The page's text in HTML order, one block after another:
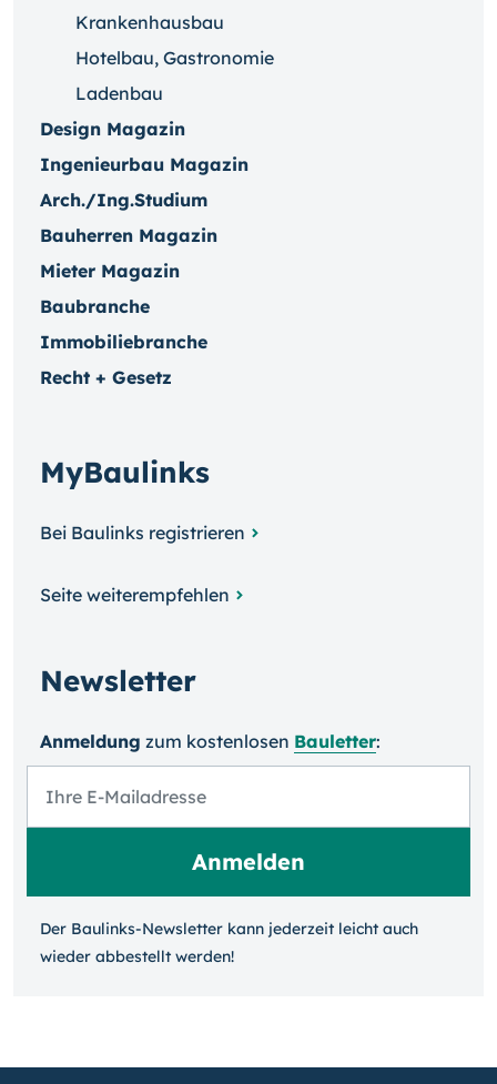
Krankenhausbau
Hotelbau, Gastronomie
Ladenbau
Design Magazin
Ingenieurbau Magazin
Arch./Ing.Studium
Bauherren Magazin
Mieter Magazin
Baubranche
Immobiliebranche
Recht + Gesetz
MyBaulinks
Bei Baulinks registrieren
Seite weiterempfehlen
Newsletter
Anmeldung zum kosten­losen Bauletter:
Der Baulinks-Newsletter kann jeder­zeit leicht auch
wieder ab­bestellt werden!